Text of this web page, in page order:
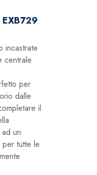
incastrate
centrale
per
dalle
il
un
per tutte le